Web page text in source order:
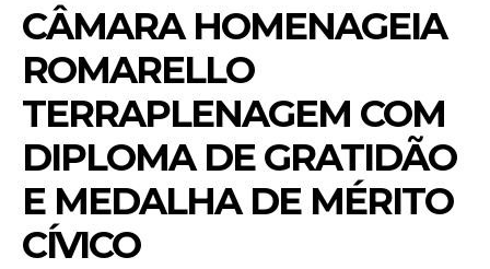
CÂMARA HOMENAGEIA
ROMARELLO
TERRAPLENAGEM COM
DIPLOMA DE GRATIDÃO
E MEDALHA DE MÉRITO
CÍVICO